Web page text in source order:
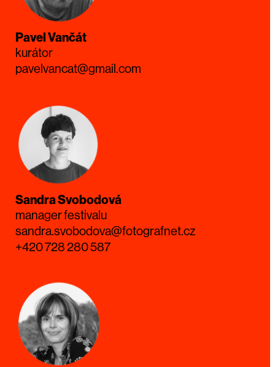
Pavel Vančát
kurátor
pavelvancat@gmail.com
Sandra Svobodová
manager festivalu
sandra.svobodova@fotografnet.cz
+420 728 280 587